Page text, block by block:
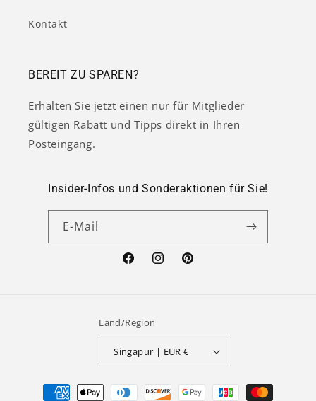
Kontakt
BEREIT ZU SPAREN?
Erhalten Sie jetzt einen nur für Mitglieder
gültigen Rabatt und Tipps direkt in Ihren
Posteingang.
Insider-Infos und Sonderaktionen für Sie!
E-Mail
FacebookInstagramPinterest
Land/Region
Singapur | EUR €
Zahlungsmethoden